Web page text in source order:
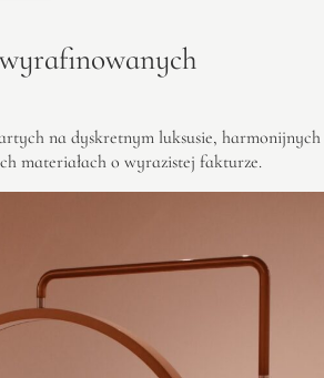
na dyskretnym luksusie, harmonijnych
materiałach o wyrazistej fakturze.